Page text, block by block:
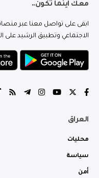
معك اينما تكون..
ابقى على تواصل معنا عبر
الاجتماعي وتطبيق الرشيد على
العراق
محليات
سياسة
أمن